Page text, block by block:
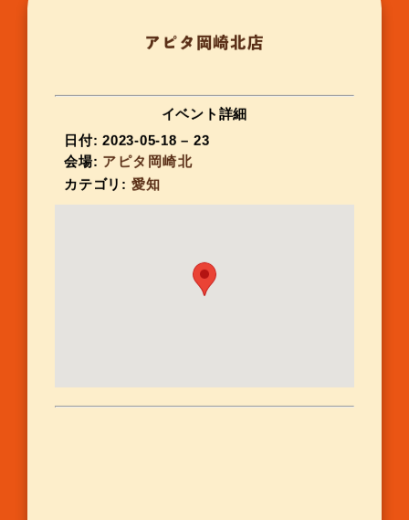
アピタ岡崎北店
イベント詳細
日付: 2023-05-18 – 23
会場: アピタ岡崎北
カテゴリ: 愛知